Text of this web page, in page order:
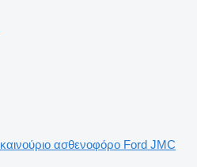
καινούριο ασθενοφόρο Ford JMC